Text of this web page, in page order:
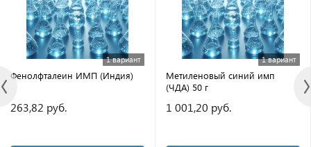
1 вариант
Фенолфталеин ИМП (Индия)
263,82 руб.
1 вариант
Метиленовый синий имп
(ЧДА) 50 г
1 001,20 руб.